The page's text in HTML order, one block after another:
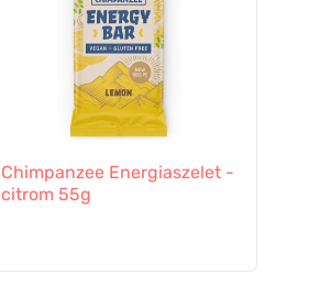
Chimpanzee Energiaszelet -
citrom 55g